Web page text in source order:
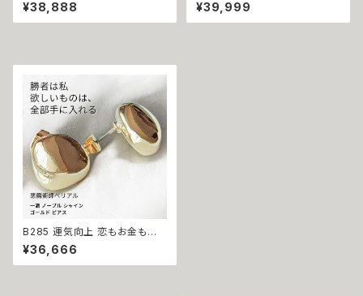
スタル ローズ スモーキークォー
ツ ブレスレット 水晶 悪魔術師
呪 本物 魔術師 魔法 強力 引き
寄せ 願いを叶える お守り Brac
elet 数珠
¥38,888
術 モナムール・アバンダンス レ
ガリアライン エタニティ チェー
¥39,999
B285 運気向上 恋もお金も手
に入れる 勝者は私 「強力魔術」
一滴 ノーブル シャイン ゴールド
ピアス 悪魔術師 ベリアル 略奪
¥36,666